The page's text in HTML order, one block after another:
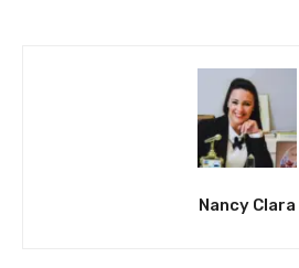
Nancy Clara